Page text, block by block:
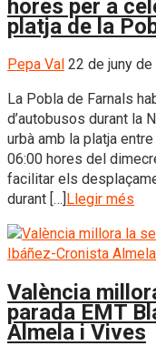
hores per a
platja de la
Pepa Val 22 de juny de
La Pobla de Farnals
d’autobusos durant la
urbà amb la platja
06:00 hores del
facilitar els
durant […]Llegir més
València
parada EMT
Almela i Vives